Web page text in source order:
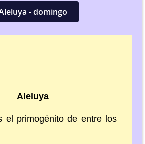
- domingo
Aleluya
el primogénito de entre los